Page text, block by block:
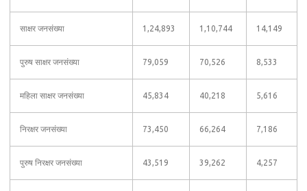
साक्षर जनसंख्या 1,24,893 1,10,744 14,149
पुरुष साक्षर जनसंख्या 79,059 70,526 8,533
महिला साक्षर जनसंख्या 45,834 40,218 5,616
निरक्षर जनसंख्या 73,450 66,264 7,186
पुरुष निरक्षर जनसंख्या 43,519 39,262 4,257